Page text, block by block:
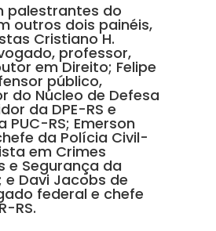
palestrantes do
outros dois painéis,
Cristiano H.
professor,
em Direito; Felipe
público,
do Núcleo de Defesa
da DPE-RS e
PUC-RS; Emerson
da Polícia Civil-
em Crimes
e Segurança da
Davi Jacobs de
federal e chefe
RS.